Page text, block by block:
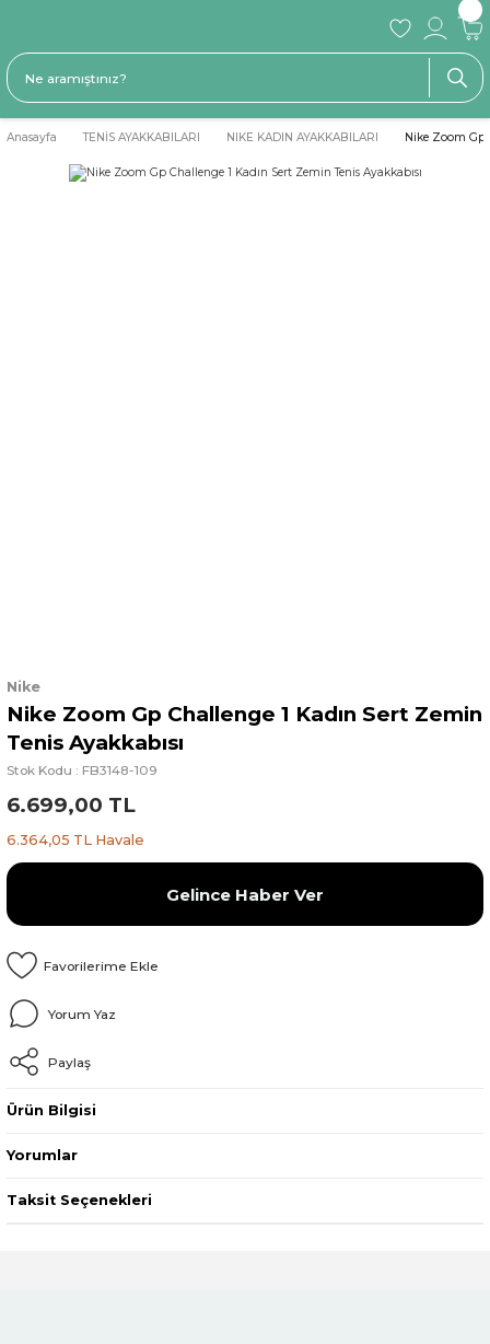
Anasayfa TENİS AYAKKABILARI NIKE KADIN AYAKKABILARI Nike Zoom Gp
Nike
Nike Zoom Gp Challenge 1 Kadın Sert Zemin
Tenis Ayakkabısı
Stok Kodu : FB3148-109
6.699,00 TL
6.364,05 TL Havale
Gelince Haber Ver
Yorum Yaz
Paylaş
Ürün Bilgisi
Yorumlar
Taksit Seçenekleri